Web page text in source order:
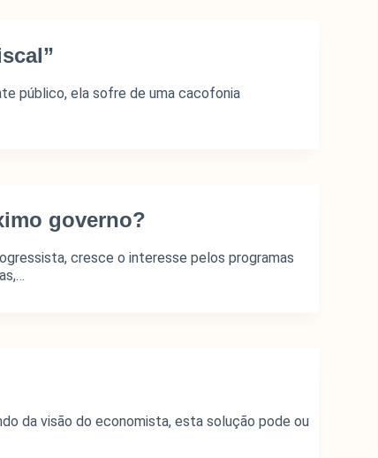
público, ela sofre de uma cacofonia
governo?
cresce o interesse pelos programas
da visão do economista, esta solução pode ou